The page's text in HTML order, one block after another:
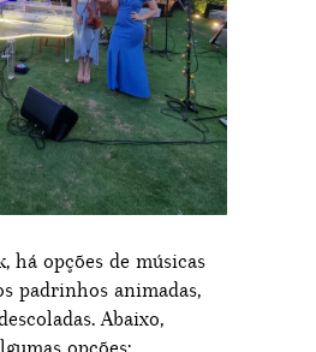
há opções de músicas
padrinhos animadas,
Abaixo,
opções: